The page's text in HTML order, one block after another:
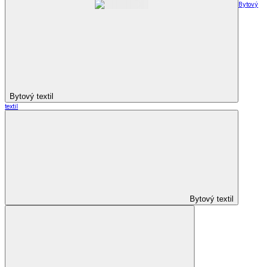
Bytový textil
Bytový
textil
Bytový textil